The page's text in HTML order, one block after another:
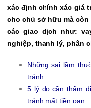
xác định chính xác giá
cho chủ sở hữu mà
các giao dịch như:
nghiệp, thanh lý, phân
Những sai lầm
tránh
5 lý do cần thẩm
tránh mất tiền oan